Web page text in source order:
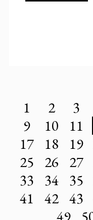
1 2 3
9
10 11
17
18 19
25
26 27
33
34 35
41
42 43